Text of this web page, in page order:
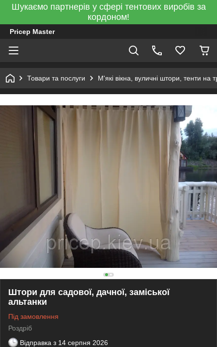
Шукаємо партнерів у сфері тентових виробів за
кордоном!
Pricep Master
Товари та послуги М'які вікна, вуличні штори, тенти на
Штори для садової, дачної, заміської
альтанки
Під замовлення
Роздріб
Відправка з 14 серпня 2026